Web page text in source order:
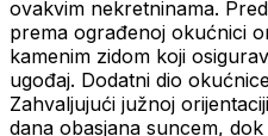
ovakvim nekretninama.
prema ograđenoj okućnici
kamenim zidom koji
ugođaj. Dodatni dio
Zahvaljujući južnoj
dana obasjana suncem,